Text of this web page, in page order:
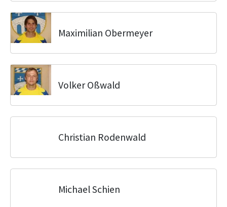
Maximilian Obermeyer
Volker Oßwald
Christian Rodenwald
Michael Schien